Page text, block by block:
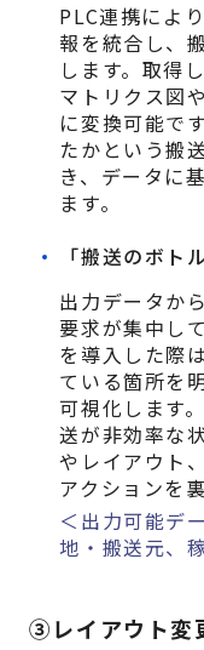
PLC連携によ
報を統合し、
します。取得
マトリクス図
に変換可能で
たかという搬
き、データに
ます。
「搬送のボト
出力データか
要求が集中し
を導入した際
ている箇所を
可視化します
送が非効率な
やレイアウト
アクションを
＜出力可能デ
地・搬送元、
③レイアウト変